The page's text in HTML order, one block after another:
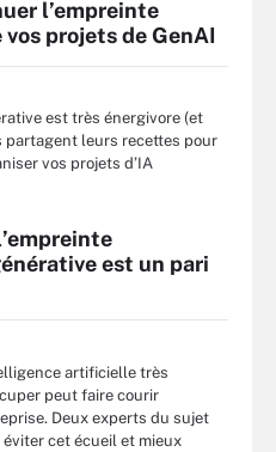
l’empreinte
projets de GenAI
est très énergivore (et
partagent leurs recettes pour
vos projets d’IA
est un pari
artificielle très
peut faire courir
Deux experts du sujet
cet écueil et mieux